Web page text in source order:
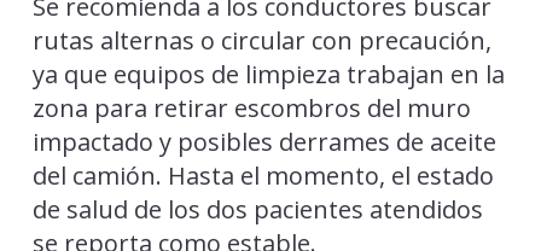
Se recomienda a los conductores buscar
rutas alternas o circular con precaución,
ya que equipos de limpieza trabajan en la
zona para retirar escombros del muro
impactado y posibles derrames de aceite
del camión. Hasta el momento, el estado
de salud de los dos pacientes atendidos
se reporta como estable.